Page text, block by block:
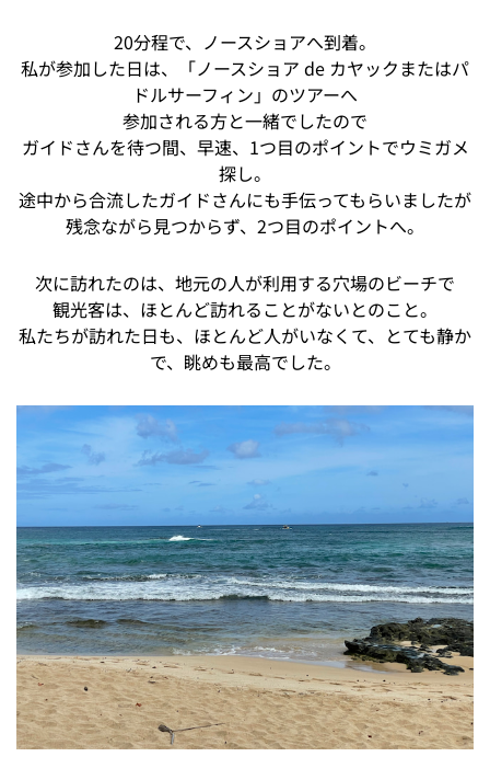
20分程で、ノースショアへ到着。
私が参加した日は、「ノースショア de カヤックまたはパ
ドルサーフィン」のツアーへ
参加される方と一緒でしたので
ガイドさんを待つ間、早速、1つ目のポイントでウミガメ
探し。
途中から合流したガイドさんにも手伝ってもらいましたが
残念ながら見つからず、2つ目のポイントへ。
次に訪れたのは、地元の人が利用する穴場のビーチで
観光客は、ほとんど訪れることがないとのこと。
私たちが訪れた日も、ほとんど人がいなくて、とても静か
で、眺めも最高でした。